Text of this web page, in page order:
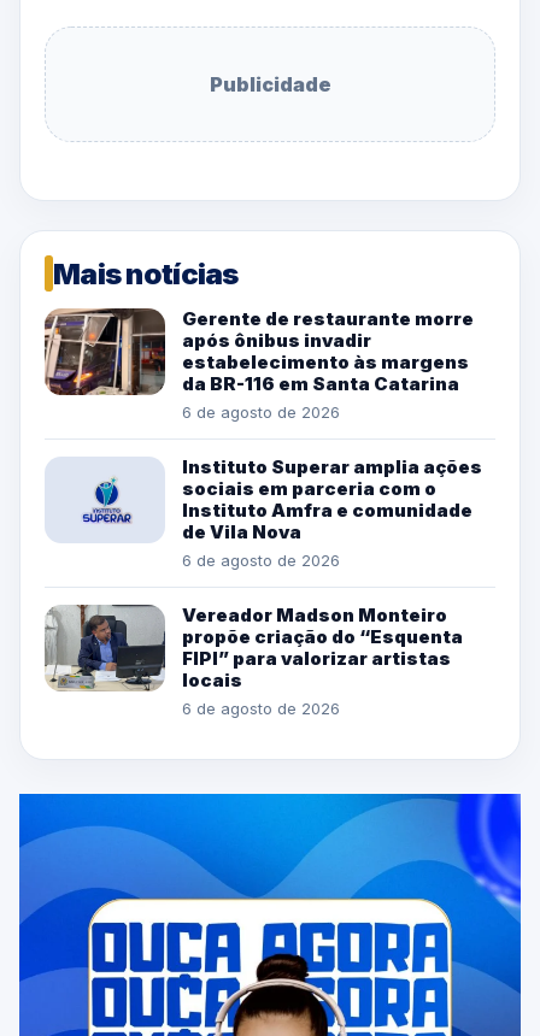
Publicidade
Mais notícias
Gerente de restaurante morre
após ônibus invadir
estabelecimento às margens
da BR-116 em Santa Catarina
6 de agosto de 2026
Instituto Superar amplia ações
sociais em parceria com o
Instituto Amfra e comunidade
de Vila Nova
6 de agosto de 2026
Vereador Madson Monteiro
propõe criação do “Esquenta
FIPI” para valorizar artistas
locais
6 de agosto de 2026